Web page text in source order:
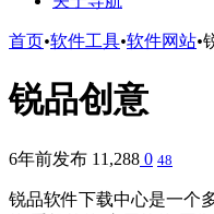
首页•软件工具•软件网站•
锐品创意
6年前发布 11,288 0 48
锐品软件下载中心是一个